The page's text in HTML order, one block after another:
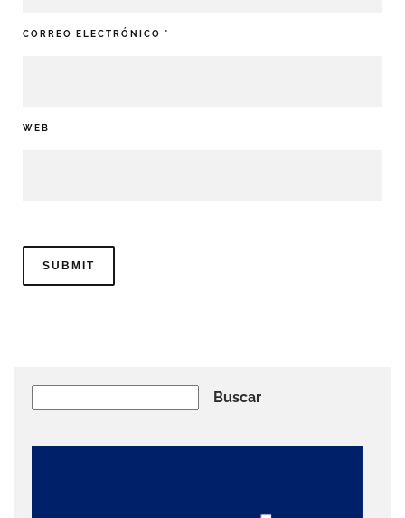
CORREO ELECTRÓNICO *
WEB
Buscar